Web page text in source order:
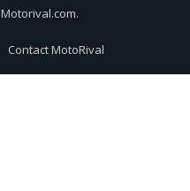
Motorival.com.
Contact MotoRival